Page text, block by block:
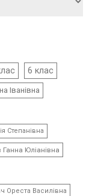
6 клас
Іванівна
Степанівна
Ганна Юліанівна
Ореста Василівна